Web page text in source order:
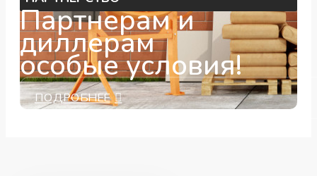
Партнерам и
диллерам
особые условия!
ПОДРОБНЕЕ